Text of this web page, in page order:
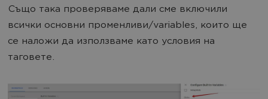
Също така проверяваме дали сме включили
всички основни променливи/variables, които ще
се наложи да използваме като условия на
таговете.